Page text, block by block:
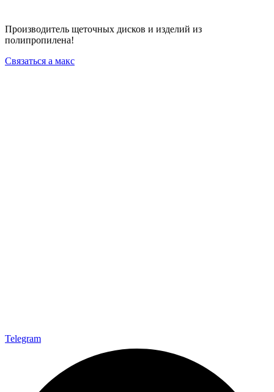
Производитель щеточных дисков и изделий из
полипропилена!
Связаться а макс
Telegram